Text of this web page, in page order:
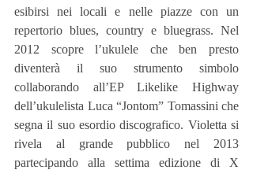
esibirsi nei locali e nelle piazze con un
repertorio blues, country e bluegrass. Nel
2012 scopre l’ukulele che ben presto
diventerà il suo strumento simbolo
collaborando all’EP Likelike Highway
dell’ukulelista Luca “Jontom” Tomassini che
segna il suo esordio discografico. Violetta si
rivela al grande pubblico nel 2013
partecipando alla settima edizione di X